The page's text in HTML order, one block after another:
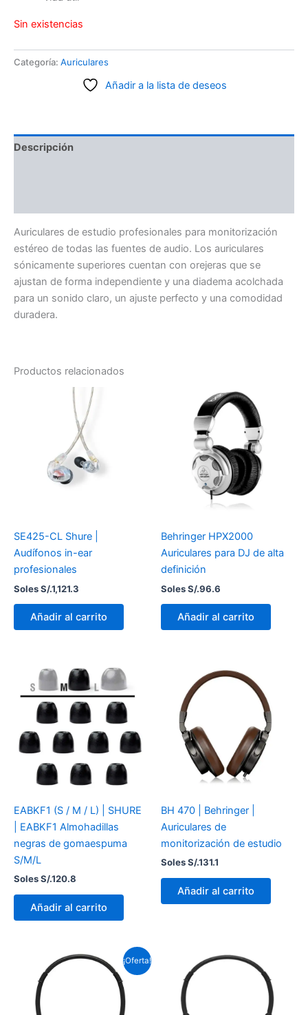
Sin existencias
Categoría: Auriculares
Añadir a la lista de deseos
Descripción
Auriculares de estudio profesionales para monitorización
estéreo de todas las fuentes de audio. Los auriculares
sónicamente superiores cuentan con orejeras que se
ajustan de forma independiente y una diadema acolchada
para un sonido claro, un ajuste perfecto y una comodidad
duradera.
Productos relacionados
SE425-CL Shure |
Audífonos in-ear
profesionales
Soles S/.1,121.3
Añadir al carrito
Behringer HPX2000
Auriculares para DJ de alta
definición
Soles S/.96.6
Añadir al carrito
EABKF1 (S / M / L) | SHURE
| EABKF1 Almohadillas
negras de gomaespuma
S/M/L
Soles S/.120.8
Añadir al carrito
BH 470 | Behringer |
Auriculares de
monitorización de estudio
Soles S/.131.1
Añadir al carrito
¡Oferta!
El
precio
El
precio